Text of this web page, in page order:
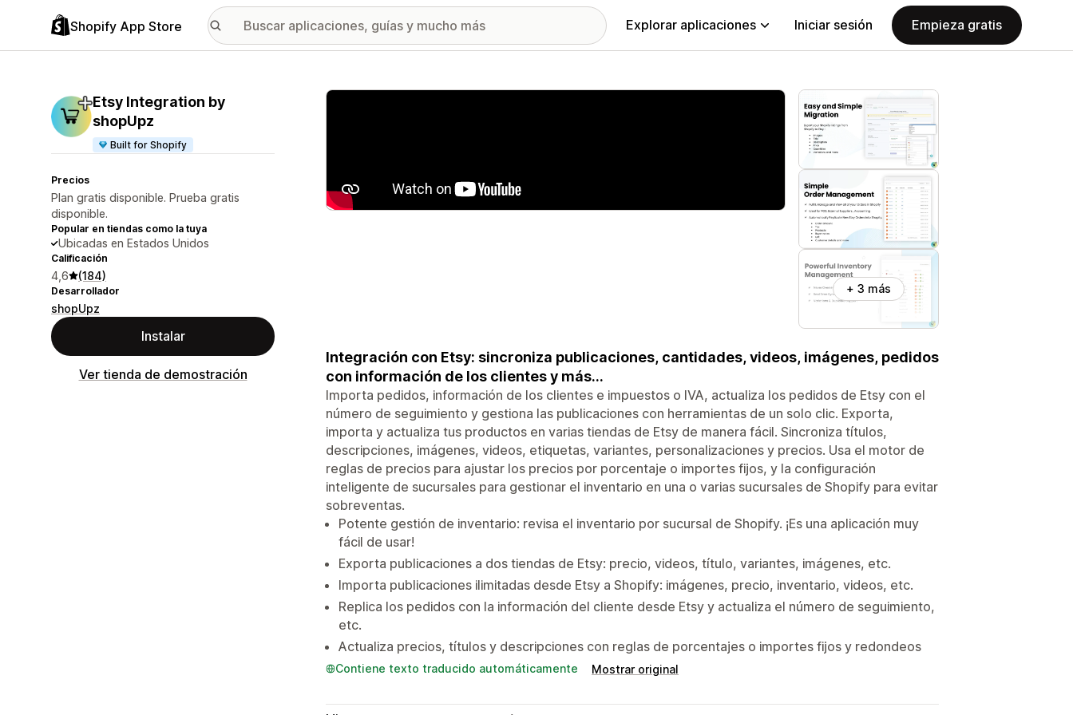
Shopify App Store Explorar aplicaciones Iniciar sesión Empieza gratis
Etsy Integration by
shopUpz
Built for Shopify
Precios
Plan gratis disponible. Prueba gratis
disponible.
Popular en tiendas como la tuya
Ubicadas en Estados Unidos
Calificación
4,6 (184)
Desarrollador
shopUpz
Instalar
Ver tienda de demostración
Galería de imágenes destacadas
+ 3 más
Integración con Etsy: sincroniza publicaciones, cantidades, videos, imágenes, pedidos
con información de los clientes y más...
Importa pedidos, información de los clientes e impuestos o IVA, actualiza los pedidos de Etsy con el
número de seguimiento y gestiona las publicaciones con herramientas de un solo clic. Exporta,
importa y actualiza tus productos en varias tiendas de Etsy de manera fácil. Sincroniza títulos,
descripciones, imágenes, videos, etiquetas, variantes, personalizaciones y precios. Usa el motor de
reglas de precios para ajustar los precios por porcentaje o importes fijos, y la configuración
inteligente de sucursales para gestionar el inventario en una o varias sucursales de Shopify para evitar
sobreventas.
Potente gestión de inventario: revisa el inventario por sucursal de Shopify. ¡Es una aplicación muy
fácil de usar!
Exporta publicaciones a dos tiendas de Etsy: precio, videos, título, variantes, imágenes, etc.
Importa publicaciones ilimitadas desde Etsy a Shopify: imágenes, precio, inventario, videos, etc.
Replica los pedidos con la información del cliente desde Etsy y actualiza el número de seguimiento,
etc.
Actualiza precios, títulos y descripciones con reglas de porcentajes o importes fijos y redondeos
Contiene texto traducido automáticamente Mostrar original